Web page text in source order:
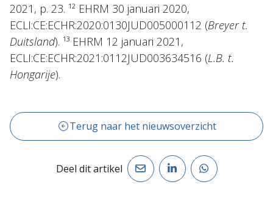
2021, p. 23. ¹² EHRM 30 januari 2020,
ECLI:CE:ECHR:2020:0130JUD005000112 (Breyer t.
Duitsland). ¹³ EHRM 12 januari 2021,
ECLI:CE:ECHR:2021:0112JUD003634516 (L.B. t.
Hongarije).
Terug naar het nieuwsoverzicht
Deel dit artikel